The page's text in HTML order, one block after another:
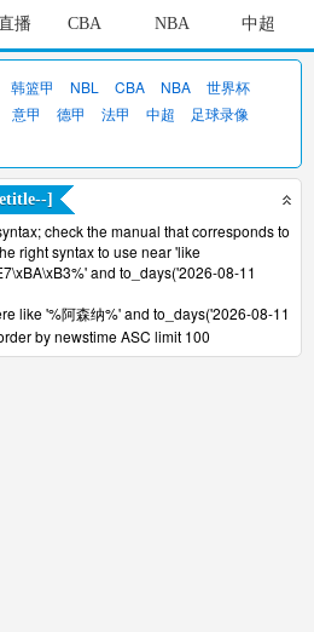
播 CBA NBA 中超
韩篮甲 NBL CBA NBA
世界杯
意甲 德甲 法甲 中超
足球录像
]
check the manual that corresponds to
right syntax to use near 'like
and to_days('2026-08-11
like '%阿森纳%' and to_days('2026-08-11
by newstime ASC limit 100